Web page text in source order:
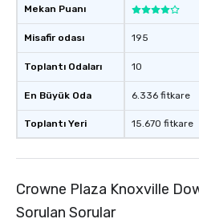
Mekan Puanı
Misafir odası
Toplantı Odaları
En Büyük Oda
Toplantı Yeri
195
10
6.336 fitkare
15.670 fitkare
Crowne Plaza Knoxville
Sorulan Sorular